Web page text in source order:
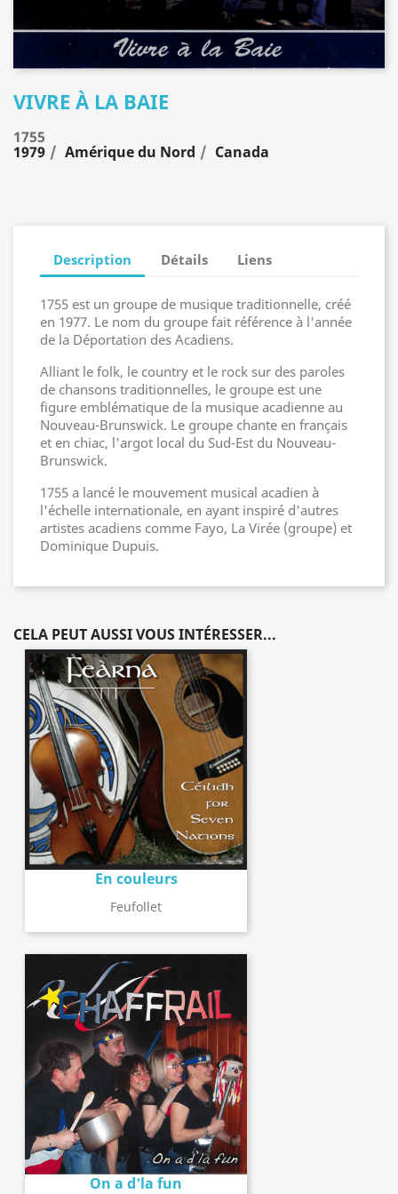
VIVRE À LA BAIE
1755
1979 Amérique du Nord Canada
Description Détails Liens
1755 est un groupe de musique traditionnelle, créé
en 1977. Le nom du groupe fait référence à l'année
de la Déportation des Acadiens.
Alliant le folk, le country et le rock sur des paroles
de chansons traditionnelles, le groupe est une
figure emblématique de la musique acadienne au
Nouveau-Brunswick. Le groupe chante en français
et en chiac, l'argot local du Sud-Est du Nouveau-
Brunswick.
1755 a lancé le mouvement musical acadien à
l'échelle internationale, en ayant inspiré d'autres
artistes acadiens comme Fayo, La Virée (groupe) et
Dominique Dupuis.
CELA PEUT AUSSI VOUS INTÉRESSER...
En couleurs
Feufollet
On a d'la fun